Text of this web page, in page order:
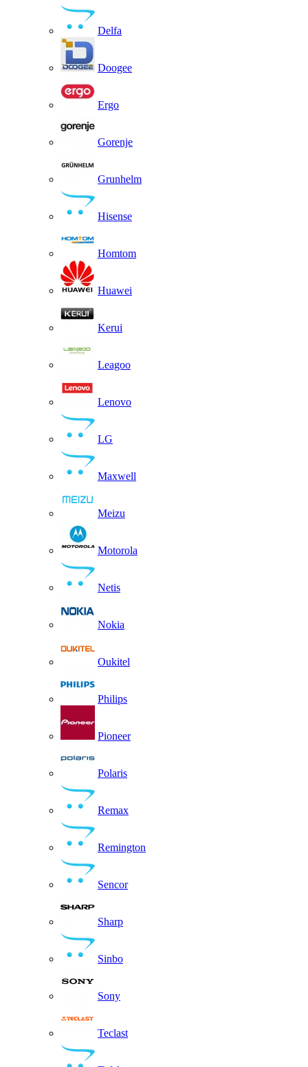
Delfa
Doogee
Ergo
Gorenje
Grunhelm
Hisense
Homtom
Huawei
Kerui
Leagoo
Lenovo
LG
Maxwell
Meizu
Motorola
Netis
Nokia
Oukitel
Philips
Pioneer
Polaris
Remax
Remington
Sencor
Sharp
Sinbo
Sony
Teclast